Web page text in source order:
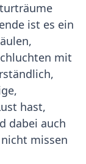
ist es ein
mit
hast,
dabei auch
missen